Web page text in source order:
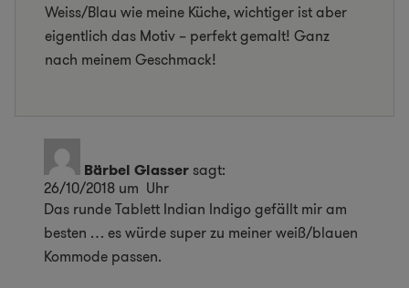
Weiss/Blau wie meine Küche, wichtiger ist aber
eigentlich das Motiv – perfekt gemalt! Ganz
nach meinem Geschmack!
Bärbel Glassersagt:
26/10/2018 um Uhr
Das runde Tablett Indian Indigo gefällt mir am
besten … es würde super zu meiner weiß/blauen
Kommode passen.